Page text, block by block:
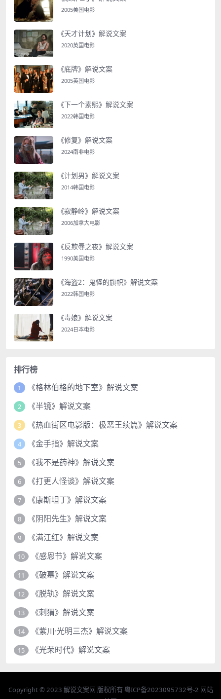
2005美国电影
《天才计划》解说文案
2020英国电影
《底牌》解说文案
2005英国电影
《下一个素熙》解说文案
2022韩国电影
《修复》解说文案
2024南非电影
《计划男》解说文案
2014韩国电影
《寂静岭》解说文案
2006加拿大电影
《反欺辱之夜》解说文案
1990美国电影
《海盗2：鬼怪的旗帜》解说文案
2022韩国电影
《毒娘》解说文案
2024日本电影
排行榜
1 《格林伯格的地下室》解说文案
2 《半镜》解说文案
3 《热血街区电影版：极恶王续篇》解说文案
4 《金手指》解说文案
5 《我不是药神》解说文案
6 《打更人怪谈》解说文案
7 《康斯坦丁》解说文案
8 《阴阳先生》解说文案
9 《满江红》解说文案
10 《感恩节》解说文案
11 《破墓》解说文案
12 《脱轨》解说文案
13 《刺猬》解说文案
14 《紫川·光明三杰》解说文案
15 《光荣时代》解说文案
Copyright © 2023 解说文案网 版权所有 粤ICP备2023095732号-2 网站